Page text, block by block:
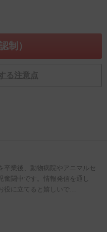
る注意点
卒業後、動物病院やアニマルセ
闘中です。情報発信を通し
役に立てると嬉しいで…